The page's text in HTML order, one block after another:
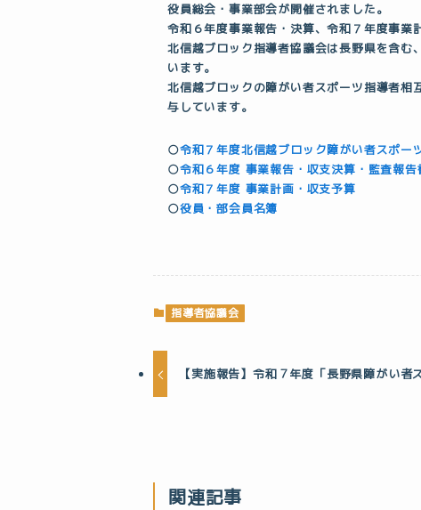
役員総会・事業部会が開催されました。
令和６年度事業報告・決算、令和７年度事業
北信越ブロック指導者協議会は長野県を含む
います。
北信越ブロックの障がい者スポーツ指導者
与しています。
○令和７年度北信越ブロック障がい者スポ
○令和６年度 事業報告・収支決算・監査報告
○令和７年度 事業計画・収支予算
○役員・部会員名簿
指導者協議会
【実施報告】令和７年度「長野県障がい者
関連記事